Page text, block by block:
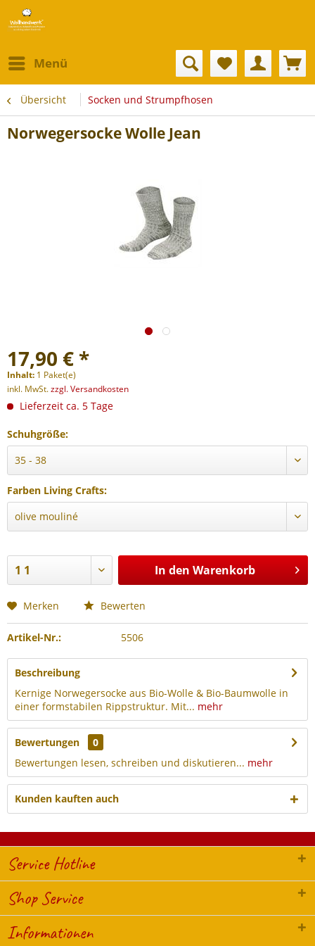
Menü
Übersicht Socken und Strumpfhosen
Norwegersocke Wolle Jean
17,90 € *
Inhalt: 1 Paket(e)
inkl. MwSt.zzgl. Versandkosten
Lieferzeit ca. 5 Tage
Schuhgröße:
Farben Living Crafts:
In den Warenkorb
Merken Bewerten
Artikel-Nr.: 5506
Beschreibung
Kernige Norwegersocke aus Bio-Wolle & Bio-Baumwolle in
einer formstabilen Rippstruktur. Mit... mehr
Bewertungen
0
Bewertungen lesen, schreiben und diskutieren... mehr
Kunden kauften auch
Service Hotline
Shop Service
Informationen